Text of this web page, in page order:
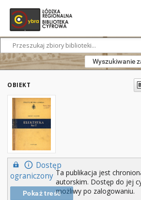
Wyszukiwanie
OBIEKT
Dostęp
ograniczony
Pokaż treść
Ta publikacja jest
autorskim. Dostęp do jej
możliwy po zalogowaniu.